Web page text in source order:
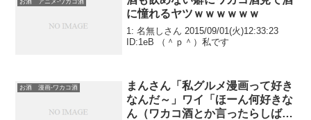
お酒 アニメ-ワカコ酒
に憧れるヤツｗｗｗｗｗｗ
1: 名無しさん 2015/09/01(火)12:33:23
ID:1eB （＾ｐ＾）私です
お酒 漫画-ワカコ酒
まんさん「私グルメ漫画って好き
なんだ～」ワイ「ほーん何好きな
ん（ワカコ酒とか言ったらしばく